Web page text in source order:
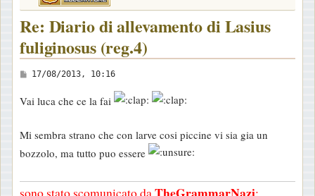
Re: Diario di allevamento di Lasius
fuliginosus (reg.4)
M
s
a
g
i
17/08/2013, 10:16
Vai luca che ce la fai
Mi sembra strano che con larve cosi piccine vi sia gia un
bozzolo, ma tutto puo essere